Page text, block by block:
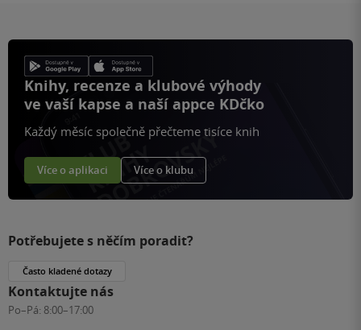
Knihy, recenze a klubové výhody
ve vaší kapse a naší appce KDčko
Každý měsíc společně přečteme tisíce knih
Více o aplikaci Více o klubu
Potřebujete s něčím poradit?
Často kladené dotazy
Kontaktujte nás
Po–Pá: 8:00–17:00